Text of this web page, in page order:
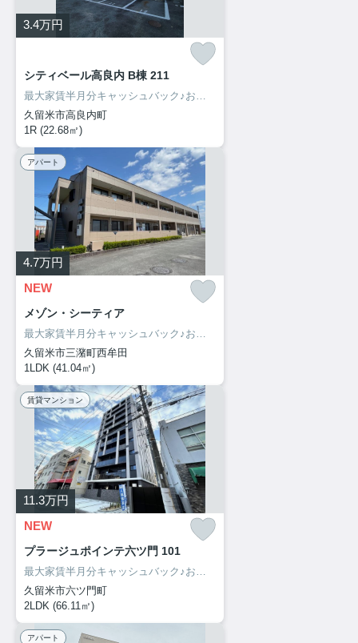
3.4万円
シティベール高良内 B棟 211
最大家賃半月分キャッシュバック♪お部屋探しは、お部屋リード！
久留米市高良内町
1R (22.68㎡)
アパート
4.7万円
NEW
メゾン・シーティア
最大家賃半月分キャッシュバック♪お部屋探しは、お部屋リード！
久留米市三潴町西牟田
1LDK (41.04㎡)
賃貸マンション
11.3万円
NEW
プラージュポインテ六ツ門 101
最大家賃半月分キャッシュバック♪お部屋探しは、お部屋リード！
久留米市六ツ門町
2LDK (66.11㎡)
アパート